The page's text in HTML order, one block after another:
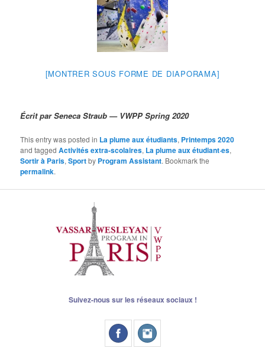
[MONTRER SOUS FORME DE DIAPORAMA]
Écrit par Seneca Straub — VWPP Spring 2020
This entry was posted in La plume aux étudiants, Printemps 2020
and taggedActivités extra-scolaires, La plume aux étudiant·es,
Sortir à Paris,Sportby Program Assistant. Bookmark the
permalink.
Suivez-nous sur les réseaux sociaux !